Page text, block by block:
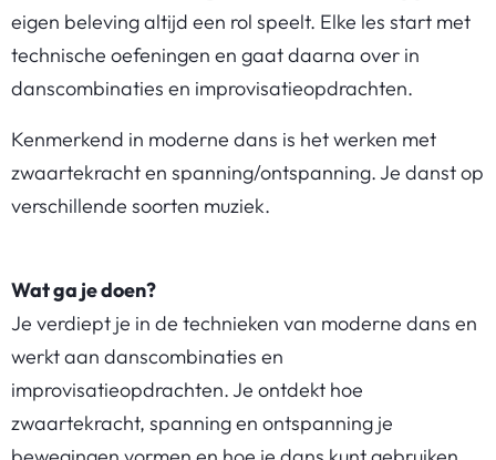
eigen beleving altijd een rol speelt. Elke les start met
technische oefeningen en gaat daarna over in
danscombinaties en improvisatieopdrachten.
Kenmerkend in moderne dans is het werken met
zwaartekracht en spanning/ontspanning. Je danst op
verschillende soorten muziek.
Wat ga je doen?
Je verdiept je in de technieken van moderne dans en
werkt aan danscombinaties en
improvisatieopdrachten. Je ontdekt hoe
zwaartekracht, spanning en ontspanning je